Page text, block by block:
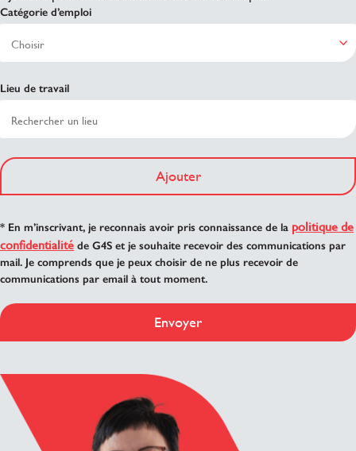
Catégorie d’emploi
Lieu de travail
Ajouter
* En m’inscrivant, je reconnais avoir pris connaissance de la politique de
confidentialité de G4S et je souhaite recevoir des communications par
mail. Je comprends que je peux choisir de ne plus recevoir de
communications par email à tout moment.
Envoyer